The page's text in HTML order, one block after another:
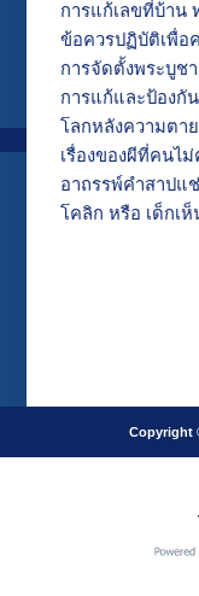
การแก้เลขที่บ้าน
ข้อควรปฏิบัติเพื่อ
การจัดตั้งพระบูชา
การแก้และป้องกั
โลกหลังความตาย
เรื่องของผีที่คนไ
อาถรรพ์คำสาปแ
โคลิก หรือ เด็กเห็
Copyright